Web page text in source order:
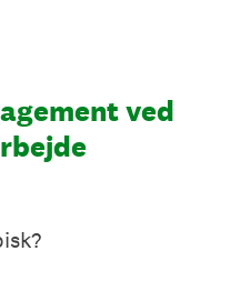
ved